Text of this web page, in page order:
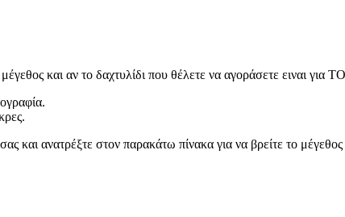
και αν το δαχτυλίδι που θέλετε να αγοράσετε ειναι
και ανατρέξτε στον παρακάτω πίνακα για να βρείτε το μέγεθος